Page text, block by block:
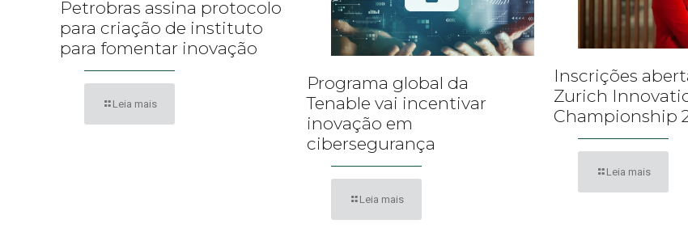
Petrobras assina protocolo
para criação de instituto
para fomentar inovação
Leia mais
Programa global da
Tenable vai incentivar
inovação em
cibersegurança
Leia mais
Inscrições
Zurich
Championship
Leia mais